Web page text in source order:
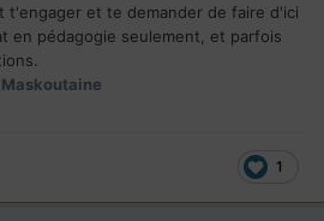
t'engager et te demander de faire d'ici
en pédagogie seulement, et parfois
1